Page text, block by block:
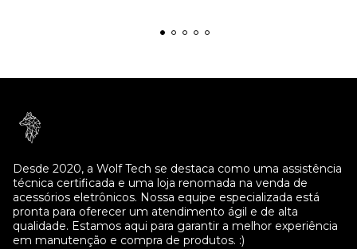
Desde 2020, a Wolf Tech se destaca como uma assistência
técnica certificada e uma loja renomada na venda de
acessórios eletrônicos. Nossa equipe especializada está
pronta para oferecer um atendimento ágil e de alta
qualidade. Estamos aqui para garantir a melhor experiência
em manutenção e compra de produtos. :)